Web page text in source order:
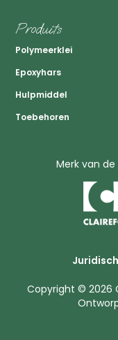
Produits
Polymeerklei
Epoxyhars
Hulpmiddel
Toebehoren
Merk van
Copyright © 2026